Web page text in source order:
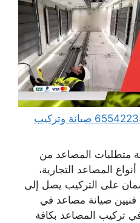
صيانة مصاعد في الكويت 65542233 صيانة وتركيب
متطلبات المصاعد من
المصاعد التجارية،
على التركيب يصل إلى
فنيين صيانة مصاعد في
تركيب المصاعد بكافة